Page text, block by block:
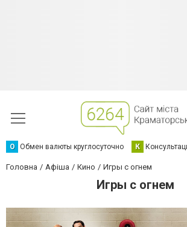
О Обмен валюты круглосуточно К
Головна Афіша Кино Игры с огнем
Игры с огнем